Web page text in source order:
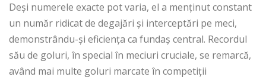
Deși numerele exacte pot varia, el a menținut constant
un număr ridicat de degajări și interceptări pe meci,
demonstrându-și eficiența ca fundaș central. Recordul
său de goluri, în special în meciuri cruciale, se remarcă,
având mai multe goluri marcate în competiții